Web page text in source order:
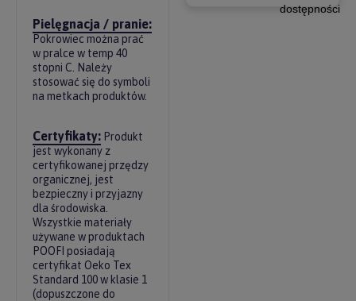
Pielęgnacja / pranie:
Pokrowiec można prać
w pralce w temp 40
stopni C. Należy
stosować się do symboli
na metkach produktów.
Certyfikaty: Produkt
jest wykonany z
certyfikowanej przędzy
organicznej, jest
bezpieczny i przyjazny
dla środowiska.
Wszystkie materiały
używane w produktach
POOFI posiadają
certyfikat Oeko Tex
Standard 100 w klasie 1
(dopuszczone do
dostępności